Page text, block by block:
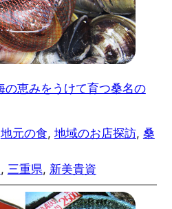
の恵みをうけて育つ桑名の
地元の食, 地域のお店探訪, 桑
, 三重県, 新美貴資